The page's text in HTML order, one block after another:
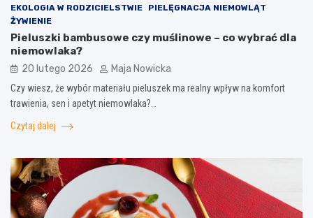
EKOLOGIA W RODZICIELSTWIE
PIELĘGNACJA NIEMOWLĄT
ŻYWIENIE
Pieluszki bambusowe czy muślinowe – co wybrać dla
niemowlaka?
20 lutego 2026 Maja Nowicka
Czy wiesz, że wybór materiału pieluszek ma realny wpływ na komfort
trawienia, sen i apetyt niemowlaka?…
Czytaj dalej